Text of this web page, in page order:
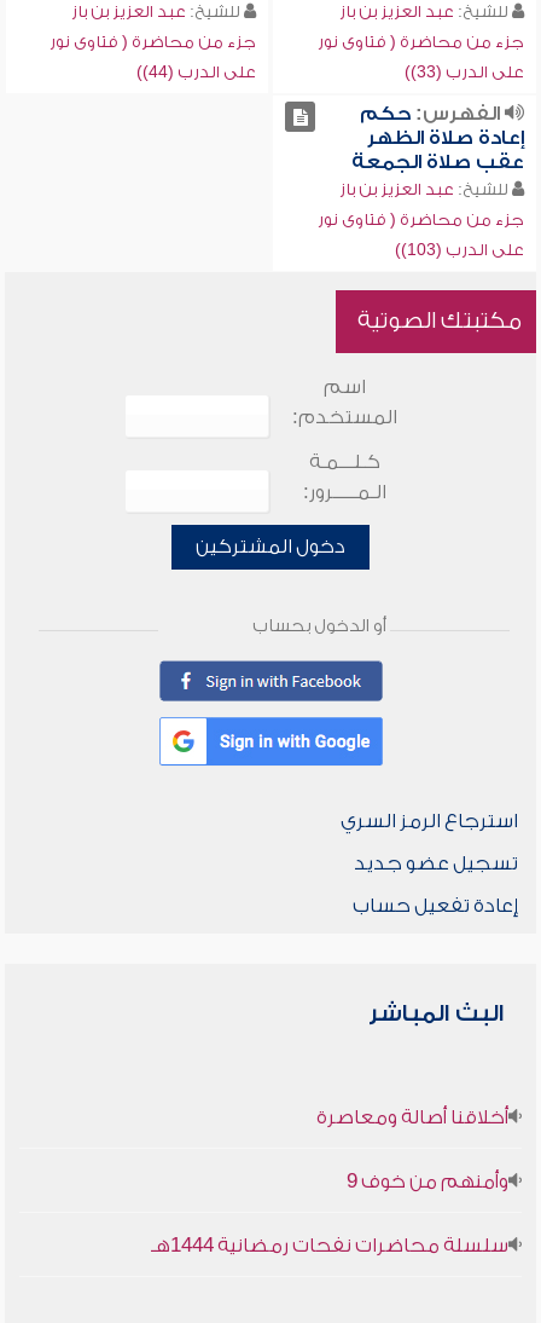
للشيخ: عبد العزيز بن باز
جزء من محاضرة ( فتاوى نور
على الدرب (33))
للشيخ: عبد العزيز بن باز
جزء من محاضرة ( فتاوى نور
على الدرب (44))
الفهرس:حكم
إعادة صلاة الظهر
عقب صلاة الجمعة
للشيخ: عبد العزيز بن باز
جزء من محاضرة ( فتاوى نور
على الدرب (103))
مكتبتك الصوتية
اسم
المستخدم:
كـلـــمـة
الـمـــــرور:
دخول المشتركين
أو الدخول بحساب
استرجاع الرمز السري
تسجيل عضو جديد
إعادة تفعيل حساب
البث المباشر
أخلاقنا أصالة ومعاصرة
وأمنهم من خوف 9
سلسلة محاضرات نفحات رمضانية 1444هـ